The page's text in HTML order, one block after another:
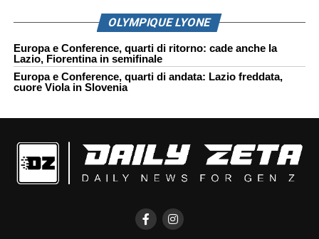
OLYMPIQUE LYONE
Europa e Conference, quarti di ritorno: cade anche la
Lazio, Fiorentina in semifinale
Europa e Conference, quarti di andata: Lazio freddata,
cuore Viola in Slovenia